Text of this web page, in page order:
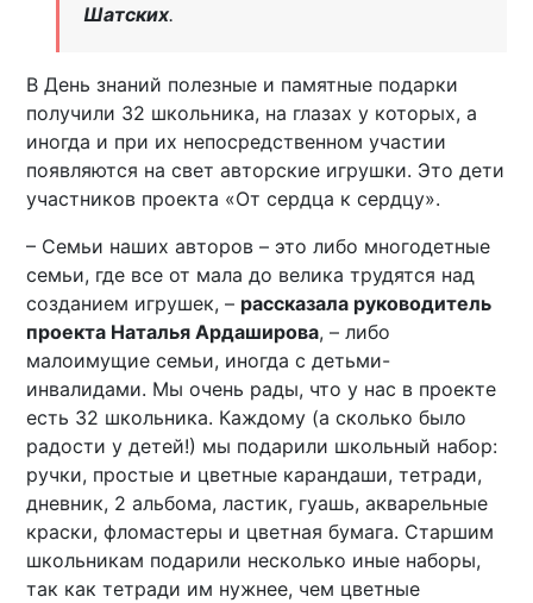
Шатских.
В День знаний полезные и памятные подарки
получили 32 школьника, на глазах у которых, а
иногда и при их непосредственном участии
появляются на свет авторские игрушки. Это дети
участников проекта «От сердца к сердцу».
– Семьи наших авторов – это либо многодетные
семьи, где все от мала до велика трудятся над
созданием игрушек, – рассказала руководитель
проекта Наталья Ардаширова, – либо
малоимущие семьи, иногда с детьми-
инвалидами. Мы очень рады, что у нас в проекте
есть 32 школьника. Каждому (а сколько было
радости у детей!) мы подарили школьный набор:
ручки, простые и цветные карандаши, тетради,
дневник, 2 альбома, ластик, гуашь, акварельные
краски, фломастеры и цветная бумага. Старшим
школьникам подарили несколько иные наборы,
так как тетради им нужнее, чем цветные